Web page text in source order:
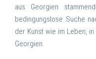
aus Georgien
bedingungslose Suche
der Kunst wie im Leben,
Georgien.